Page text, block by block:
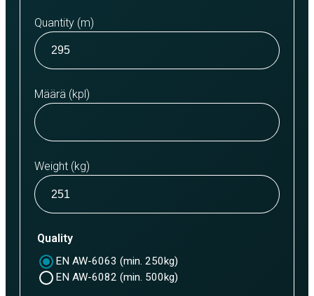
Quantity (m)
Määrä (kpl)
Weight (kg)
Quality
EN AW-6063 (min. 250kg)
EN AW-6082 (min. 500kg)